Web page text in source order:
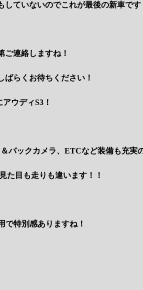
していないのでこれが最後の新車です
ご連絡しますね！
ばらくお待ちください！
ウディS3！
バックカメラ、ETCなど装備も充実
た目も走りも違います！！
で特別感ありますね！